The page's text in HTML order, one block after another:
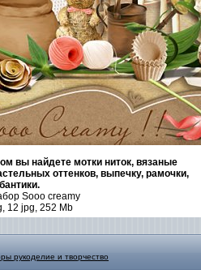
вы найдете мотки ниток, вязаные
оттенков, выпечку, рамочки,
бантики.
Sooo creamy
12 jpg, 252 Mb
рукоделие и творчество